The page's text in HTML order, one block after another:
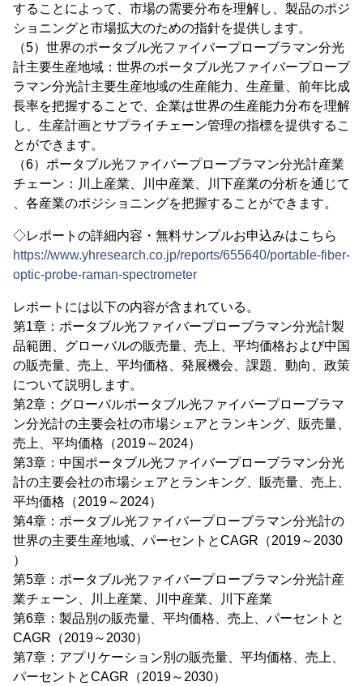
することによって、市場の需要分布を理解し、製品のポジ
ショニングと市場拡大のための指針を提供します。
（5）世界のポータブル光ファイバープローブラマン分光
計主要生産地域：世界のポータブル光ファイバープローブ
ラマン分光計主要生産地域の生産能力、生産量、前年比成
長率を把握することで、企業は世界の生産能力分布を理解
し、生産計画とサプライチェーン管理の指標を提供するこ
とができます。
（6）ポータブル光ファイバープローブラマン分光計産業
チェーン：川上産業、川中産業、川下産業の分析を通じて
、各産業のポジショニングを把握することができます。
◇レポートの詳細内容・無料サンプルお申込みはこちら
https://www.yhresearch.co.jp/reports/655640/portable-fiber-
optic-probe-raman-spectrometer
レポートには以下の内容が含まれている。
第1章：ポータブル光ファイバープローブラマン分光計製
品範囲、グローバルの販売量、売上、平均価格および中国
の販売量、売上、平均価格、発展機会、課題、動向、政策
について説明します。
第2章：グローバルポータブル光ファイバープローブラマ
ン分光計の主要会社の市場シェアとランキング、販売量、
売上、平均価格（2019～2024）
第3章：中国ポータブル光ファイバープローブラマン分光
計の主要会社の市場シェアとランキング、販売量、売上、
平均価格（2019～2024）
第4章：ポータブル光ファイバープローブラマン分光計の
世界の主要生産地域、パーセントとCAGR（2019～2030
）
第5章：ポータブル光ファイバープローブラマン分光計産
業チェーン、川上産業、川中産業、川下産業
第6章：製品別の販売量、平均価格、売上、パーセントと
CAGR（2019～2030）
第7章：アプリケーション別の販売量、平均価格、売上、
パーセントとCAGR（2019～2030）